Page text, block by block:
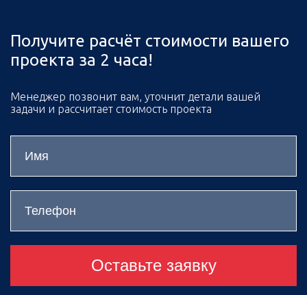
Получите расчёт стоимости вашего
проекта за 2 часа!
Менеджер позвонит вам, уточнит детали вашей
задачи и рассчитает стоимость проекта
Оставьте заявку